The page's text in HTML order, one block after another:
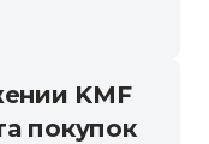
KMF
покупок